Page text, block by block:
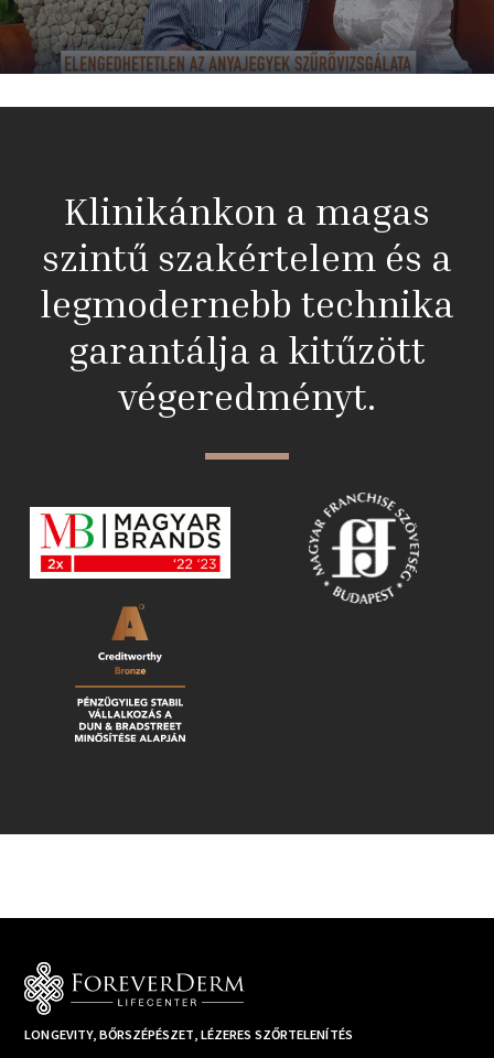
Klinikánkon a magas
szintű szakértelem és a
legmodernebb technika
garantálja a kitűzött
végeredményt.
LONGEVITY, BŐRSZÉPÉSZET, LÉZERES SZŐRTELENÍTÉS